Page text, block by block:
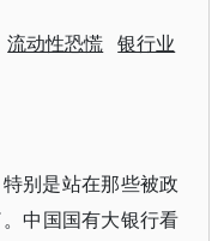
流动性恐慌 银行业
别是站在那些被政
中国国有大银行看